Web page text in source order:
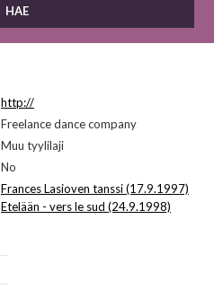
http://
Freelance dance company
Muu tyylilaji
No
Frances Lasioven tanssi (17.9.1997)
Etelään - vers le sud (24.9.1998)